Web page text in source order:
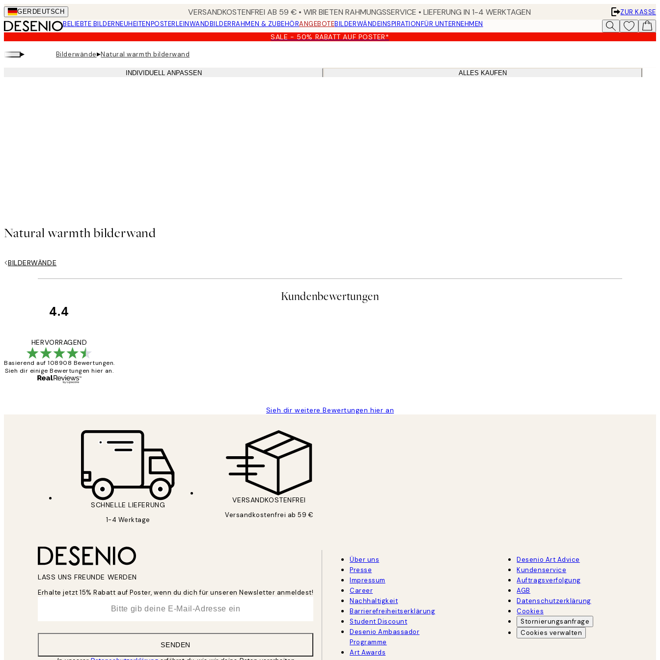
Skip
to
main
content.
GER DEUTSCH VERSANDKOSTENFREI AB 59 € • WIR BIETEN RAHMUNGSSERVICE • LIEFERUNG IN 1-4 WERKTAGEN
ZUR KASSE
BELIEBTE BILDERNEUHEITENPOSTERLEINWANDBILDERRAHMEN & ZUBEHÖRANGEBOTEBILDERWÄNDEINSPIRATIONFÜR UNTERNEHMEN
SALE - 50% RABATT AUF POSTER*
▸ Bilderwände▸Natural warmth bilderwand
INDIVIDUELL ANPASSEN ALLES KAUFEN
Natural warmth bilderwand
BILDERWÄNDE
Kundenbewertungen
4.4
HERVORRAGEND
Basierend auf 108908 Bewertungen.
Sieh dir einige Bewertungen hier an.
Sieh dir weitere Bewertungen hier an
SCHNELLE LIEFERUNG
1-4 Werktage
VERSANDKOSTENFREI
Versandkostenfrei ab 59 €
LASS UNS FREUNDE WERDEN
Erhalte jetzt 15% Rabatt auf Poster, wenn du dich für unseren Newsletter anmeldest!
SENDEN
Über uns
Presse
Impressum
Career
Nachhaltigkeit
Barrierefreiheitserklärung
Student Discount
Desenio Ambassador
Programme
Art Awards
Desenio Art Advice
Kundenservice
Auftragsverfolgung
AGB
Datenschutzerklärung
Cookies
Stornierungsanfrage
Cookies verwalten